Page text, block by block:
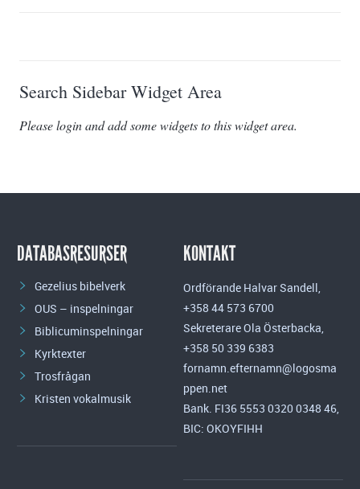
Search Sidebar Widget Area
Please login and add some widgets to this widget area.
DATABASRESURSER
Gezelius bibelverk
OUS – inspelningar
Biblicuminspelningar
Kyrktexter
Trosfrågan
Kristen vokalmusik
KONTAKT
Ordförande Halvar Sandell,
+358 44 573 6700
Sekreterare Ola Österbacka,
+358 50 339 6383
fornamn.efternamn@logosma
ppen.net
Bank. FI36 5553 0320 0348 46,
BIC: OKOYFIHH